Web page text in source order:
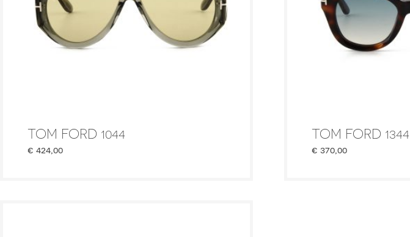
TOM FORD 1044
€ 424,00
TOM FORD 1344
€ 370,00